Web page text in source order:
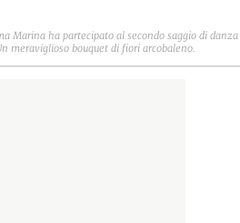
Marina ha partecipato al secondo saggio di danza
meraviglioso bouquet di fiori arcobaleno.